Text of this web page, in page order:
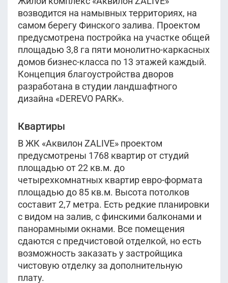
7 699 214
2 этаж 11
Сдана
Корпус 14
Уточнить
7 675 911руб.
24.7 м 2 этаж 8-13
Сдана
Корпус 14
Уточнить
Показать ещё
возводится на намывных территориях, на
самом берегу Финского залива. Проектом
предусмотрена постройка на участке общей
площадью 3,8 га пяти монолитно-каркасных
домов бизнес-класса по 13 этажей каждый.
Концепция благоустройства дворов
разработана в студии ландшафтного
дизайна «DEREVO PARK».
Квартиры
В ЖК «Аквилон ZALIVE» проектом
предусмотрены 1768 квартир от студий
площадью от 22 кв.м. до
четырехкомнатных квартир евро-формата
площадью до 85 кв.м. Высота потолков
составит 2,7 метра. Есть редкие планировки
с видом на залив, с финскими балконами и
панорамными окнами. Все помещения
сдаются с предчистовой отделкой, но есть
возможность заказать у застройщика
чистовую отделку за дополнительную
плату.